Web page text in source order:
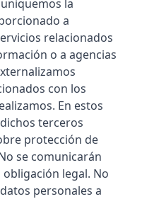
la
a
relacionados
o a agencias
con los
En estos
terceros
protección de
se comunicarán
legal. No
personales a